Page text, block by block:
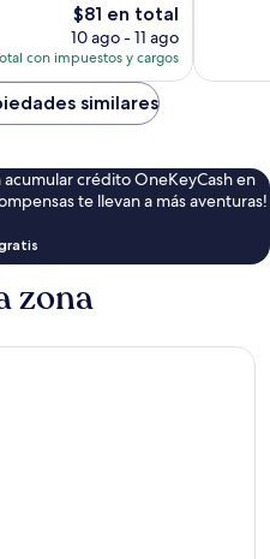
El
precio
actual
es
de
$81
$81 en total
10 ago - 11 ago
con impuestos y cargos
similares
acumular crédito OneKeyCash en
te llevan a más aventuras!
zona